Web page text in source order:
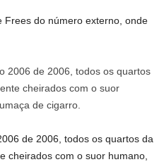
Frees do número externo, onde
de 2006, todos os quartos da
cheirados com o suor humano,